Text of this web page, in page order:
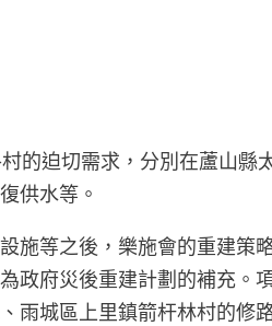
的迫切需求，分別在蘆山縣
供水等。
施等之後，樂施會的重建策
府災後重建計劃的補充。
雨城區上里鎮箭杆林村的修